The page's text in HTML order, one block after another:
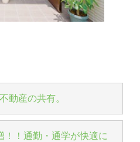
動産の共有。
！！通勤・通学が快適に